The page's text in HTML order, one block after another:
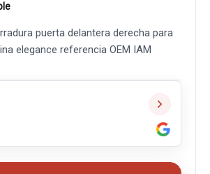
puerta delantera derecha para
elegance referencia OEM IAM